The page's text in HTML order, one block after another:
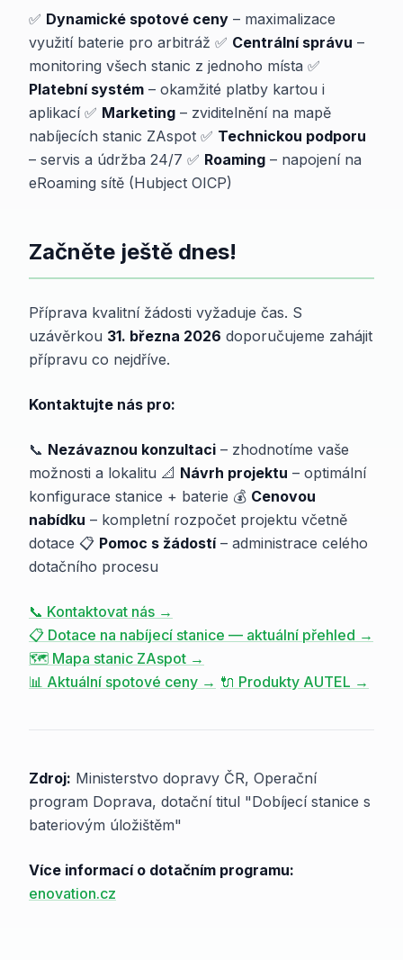
✅ Dynamické spotové ceny – maximalizace
využití baterie pro arbitráž ✅ Centrální správu –
monitoring všech stanic z jednoho místa ✅
Platební systém – okamžité platby kartou i
aplikací ✅ Marketing – zviditelnění na mapě
nabíjecích stanic ZAspot ✅ Technickou podporu
– servis a údržba 24/7 ✅ Roaming – napojení na
eRoaming sítě (Hubject OICP)
Začněte ještě dnes!
Příprava kvalitní žádosti vyžaduje čas. S
uzávěrkou 31. března 2026 doporučujeme zahájit
přípravu co nejdříve.
Kontaktujte nás pro:
📞 Nezávaznou konzultaci – zhodnotíme vaše
možnosti a lokalitu 📐 Návrh projektu – optimální
konfigurace stanice + baterie 💰 Cenovou
nabídku – kompletní rozpočet projektu včetně
dotace 📋 Pomoc s žádostí– administrace celého
dotačního procesu
📞 Kontaktovat nás →
📋 Dotace na nabíjecí stanice — aktuální přehled →
🗺️ Mapa stanic ZAspot →
📊 Aktuální spotové ceny → 🔌 Produkty AUTEL →
Zdroj: Ministerstvo dopravy ČR, Operační
program Doprava, dotační titul "Dobíjecí stanice s
bateriovým úložištěm"
Více informací o dotačním programu:
enovation.cz